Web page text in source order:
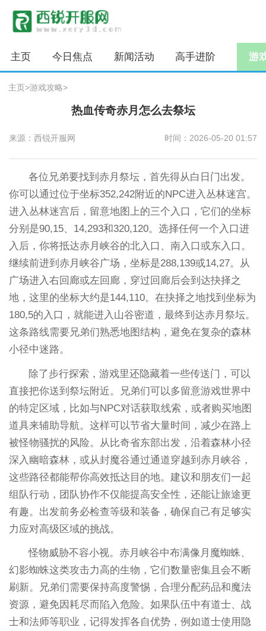
主页 今日焦点 新闻活动 高手进阶 游
主页>游戏攻略>
热血传奇赤月怎么去祭坛
来源：西锐开服网 时间：2026-05-20 01:57
各位兄弟要找到赤月祭坛，首先得从白日门出发。
你可以通过位于坐标352,242附近的NPC进入丛林迷宫。
进入丛林迷宫后，留意地图上的三个入口，它们的坐标
分别是90,15、14,293和320,120。选择任何一个入口进
入后，你将抵达赤月峡谷的北入口、南入口或东入口。
继续前进到赤月峡谷广场，坐标是288,139或14,27。从
广场进入右回廊或左回廊，穿过回廊后会到达抉择之
地，这里的坐标大约是144,110。在抉择之地找到坐标为
180,5的入口，就能进入山谷密道，最终到达赤月祭坛。
这条路线需要兄弟们熟悉地图结构，避免在复杂的森林
小径中迷路。
除了步行探索，游戏里还隐藏着一些传送门，可以
直接把你送到祭坛附近。兄弟们可以多留意游戏世界中
的特定区域，比如与NPC对话获取线索，或者购买地图
道具来辅助导航。这样可以节省大量时间，减少在路上
被怪物骚扰的风险。从比奇省东部出发，沿着森林小径
深入幽暗森林，或从封魔谷通过通道穿越到赤月峡谷，
这些路径都能帮你高效抵达目的地。建议和朋友们一起
组队行动，团队协作不仅能提高安全性，还能让旅途更
有趣。出发前务必检查等级和装备，确保自己有足够实
力应对高级区域的挑战。
怪物威胁不容小视。赤月峡谷中布满像月魔蜘蛛、
幻影蜘蛛这类攻击力高的生物，它们数量密集且会不断
刷新。兄弟们需要保持高度警惕，合理分配药品和魔法
资源，避免因耗尽而陷入危险。如果队伍中有道士、战
士和法师等职业，记得发挥各自优势，例如道士使用隐